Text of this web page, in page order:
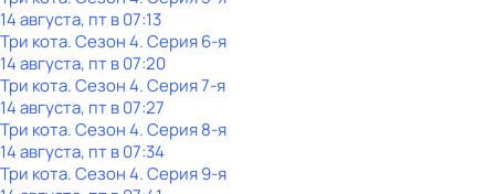
14 августа, пт в 07:13
Три кота. Сезон 4. Серия 6-я
14 августа, пт в 07:20
Три кота. Сезон 4. Серия 7-я
14 августа, пт в 07:27
Три кота. Сезон 4. Серия 8-я
14 августа, пт в 07:34
Три кота. Сезон 4. Серия 9-я